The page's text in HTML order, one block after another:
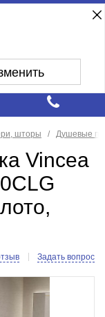
шторы Душевые
Vincea
Задать вопрос